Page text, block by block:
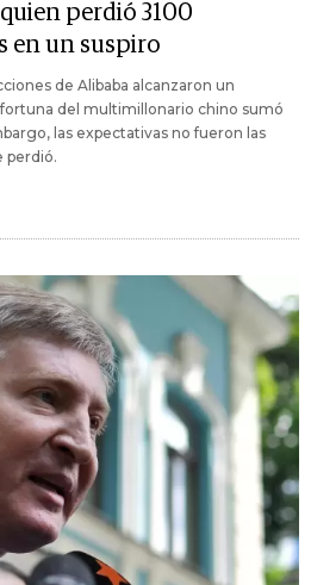
perdió 3100
en un suspiro
de Alibaba alcanzaron un
del multimillonario chino sumó
las expectativas no fueron las
perdió.